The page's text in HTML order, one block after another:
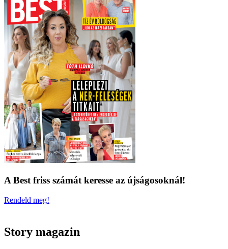
A Best friss számát keresse az újságosoknál!
Rendeld meg!
Story magazin